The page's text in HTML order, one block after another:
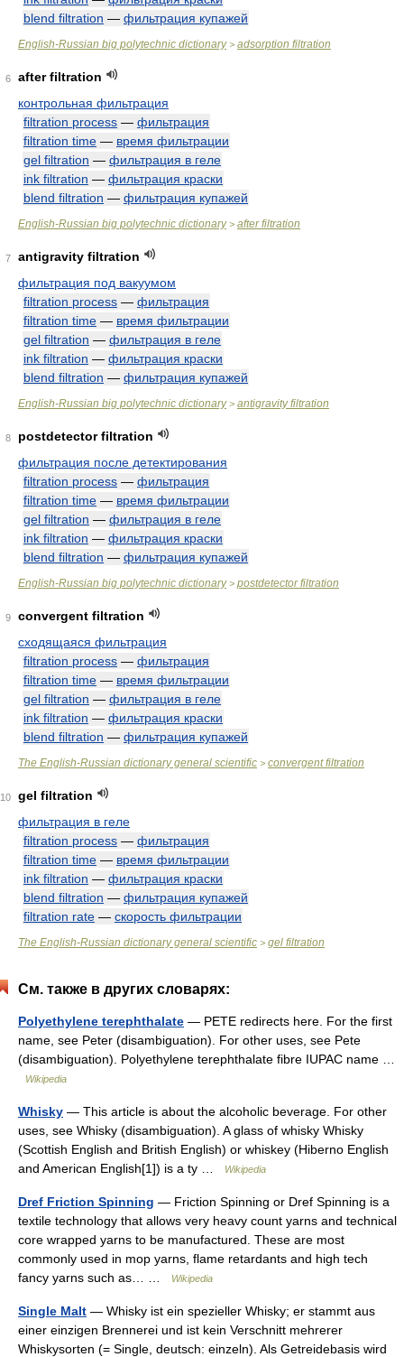
blend filtration — фильтрация купажей
English-Russian big polytechnic dictionary> adsorption filtration
6
after filtration
контрольная фильтрация
filtration process — фильтрация
filtration time — время фильтрации
gel filtration — фильтрация в геле
ink filtration — фильтрация краски
blend filtration — фильтрация купажей
English-Russian big polytechnic dictionary> after filtration
7
antigravity filtration
фильтрация под вакуумом
filtration process — фильтрация
filtration time — время фильтрации
gel filtration — фильтрация в геле
ink filtration — фильтрация краски
blend filtration — фильтрация купажей
English-Russian big polytechnic dictionary> antigravity filtration
8
postdetector filtration
фильтрация после детектирования
filtration process — фильтрация
filtration time — время фильтрации
gel filtration — фильтрация в геле
ink filtration — фильтрация краски
blend filtration — фильтрация купажей
English-Russian big polytechnic dictionary> postdetector filtration
9
convergent filtration
сходящаяся фильтрация
filtration process — фильтрация
filtration time — время фильтрации
gel filtration — фильтрация в геле
ink filtration — фильтрация краски
blend filtration — фильтрация купажей
The English-Russian dictionary general scientific > convergent filtration
10
gel filtration
фильтрация в геле
filtration process — фильтрация
filtration time — время фильтрации
ink filtration — фильтрация краски
blend filtration — фильтрация купажей
filtration rate — скорость фильтрации
The English-Russian dictionary general scientific > gel filtration
См. также в других словарях:
Polyethylene terephthalate — PETE redirects here. For the first
name, see Peter (disambiguation). For other uses, see Pete
(disambiguation). Polyethylene terephthalate fibre IUPAC name …
Wikipedia
Whisky — This article is about the alcoholic beverage. For other
uses, see Whisky (disambiguation). A glass of whisky Whisky
(Scottish English and British English) or whiskey (Hiberno English
and American English[1]) is a ty …
Wikipedia
Dref Friction Spinning — Friction Spinning or Dref Spinning is a
textile technology that allows very heavy count yarns and technical
core wrapped yarns to be manufactured. These are most
commonly used in mop yarns, flame retardants and high tech
fancy yarns such as… …
Wikipedia
Single Malt — Whisky ist ein spezieller Whisky; er stammt aus
einer einzigen Brennerei und ist kein Verschnitt mehrerer
Whiskysorten (= Single, deutsch: einzeln). Als Getreidebasis wird